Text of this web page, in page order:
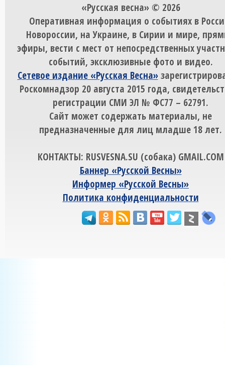
«Русская весна» © 2026
Оперативная информация о событиях в
Новороссии, на Украине, в Сирии и мире,
эфиры, вести с мест от непосредственных
событий, эксклюзивные фото и видео.
Сетевое издание «Русская Весна»
Роскомнадзор 20 августа 2015 года,
регистрации СМИ ЭЛ № ФС77 – 62791.
Сайт может содержать материалы, не
предназначенные для лиц младше 18 лет.
КОНТАКТЫ: RUSVESNA.SU (собака) GMAIL.COM
Баннер «Русской Весны»
Информер «Русской Весны»
Политика конфиденциальности